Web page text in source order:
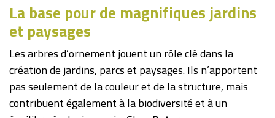
La base pour de magnifiques jardins
et paysages
Les arbres d’ornement jouent un rôle clé dans la
création de jardins, parcs et paysages. Ils n’apportent
pas seulement de la couleur et de la structure, mais
contribuent également à la biodiversité et à un